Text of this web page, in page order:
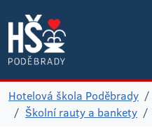
Hotelová škola Poděbrady
Školní rauty a bankety